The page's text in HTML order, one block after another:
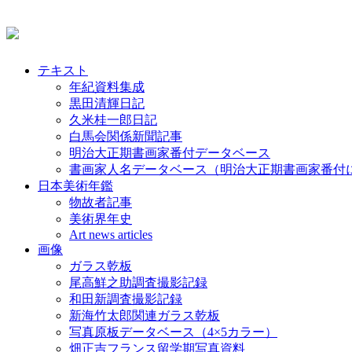
テキスト
年紀資料集成
黒田清輝日記
久米桂一郎日記
白馬会関係新聞記事
明治大正期書画家番付データベース
書画家人名データベース（明治大正期書画家番付
日本美術年鑑
物故者記事
美術界年史
Art news articles
画像
ガラス乾板
尾高鮮之助調査撮影記録
和田新調査撮影記録
新海竹太郎関連ガラス乾板
写真原板データベース（4×5カラー）
畑正吉フランス留学期写真資料